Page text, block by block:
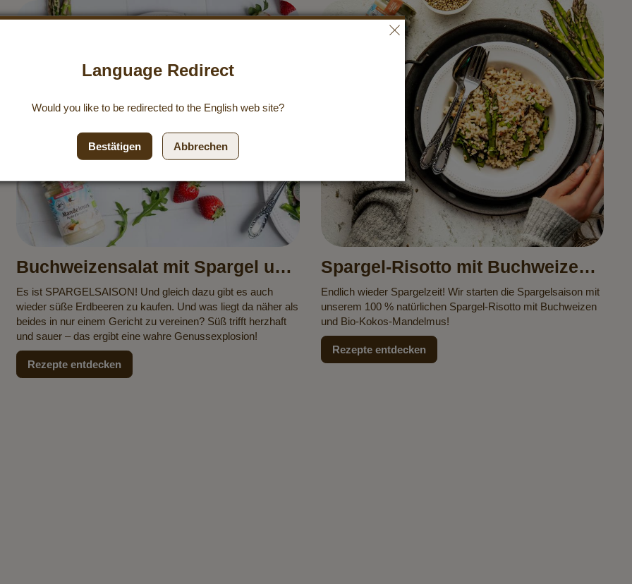
Buchweizensalat mit Spargel und
Erdbeeren
Es ist SPARGELSAISON! Und gleich dazu gibt es auch
wieder süße Erdbeeren zu kaufen. Und was liegt da näher als
beides in nur einem Gericht zu vereinen? Süß trifft herzhaft
und sauer – das ergibt eine wahre Genussexplosion!
Rezepte entdecken
Spargel-Risotto mit Buchweizen
und Kokos-Mandelmus
Endlich wieder Spargelzeit! Wir starten die Spargelsaison mit
unserem 100 % natürlichen Spargel-Risotto mit Buchweizen
und Bio-Kokos-Mandelmus!
Rezepte entdecken
Language Redirect
Would you like to be redirected to the English web site?
Bestätigen Abbrechen